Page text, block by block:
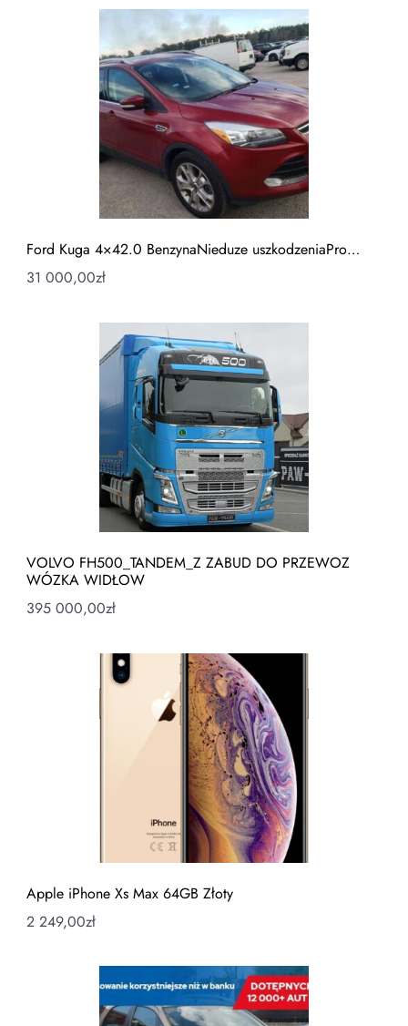
Ford Kuga 4×42.0 BenzynaNieduze uszkodzeniaPro…
31 000,00zł
VOLVO FH500_TANDEM_Z ZABUD DO PRZEWOZ
WÓZKA WIDŁOW
395 000,00zł
Apple iPhone Xs Max 64GB Złoty
2 249,00zł